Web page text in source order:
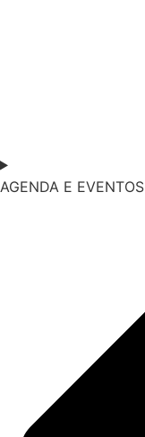
AGENDA E EVENTOS